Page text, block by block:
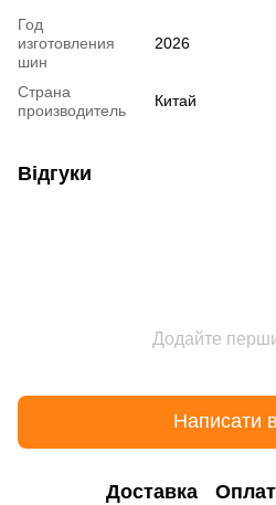
Год
изготовления
шин
2026
Страна
производитель
Китай
Відгуки
Додайте
Написати
Доставка